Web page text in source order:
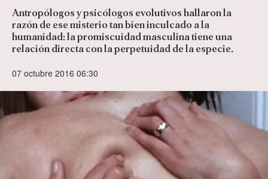
Antropólogos y psicólogos evolutivos hallaron la
razón de ese misterio tan bien inculcado a la
humanidad: la promiscuidad masculina tiene una
relación directa con la perpetuidad de la especie.
07 octubre 2016 06:30